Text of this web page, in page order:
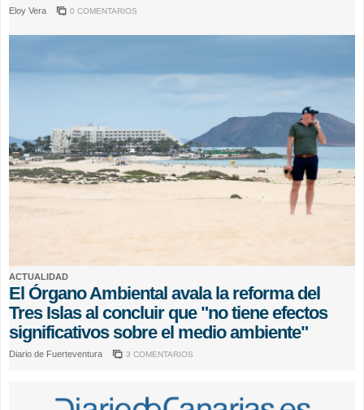
Eloy Vera 0 COMENTARIOS
ACTUALIDAD
El Órgano Ambiental avala la reforma del
Tres Islas al concluir que "no tiene efectos
significativos sobre el medio ambiente"
Diario de Fuerteventura 3 COMENTARIOS